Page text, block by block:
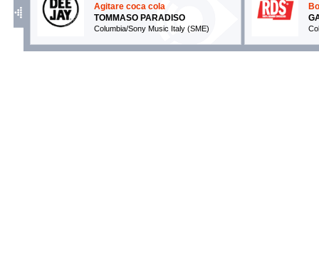
Agitare coca cola
TOMMASO PARADISO
Columbia/Sony Music Italy (SME)